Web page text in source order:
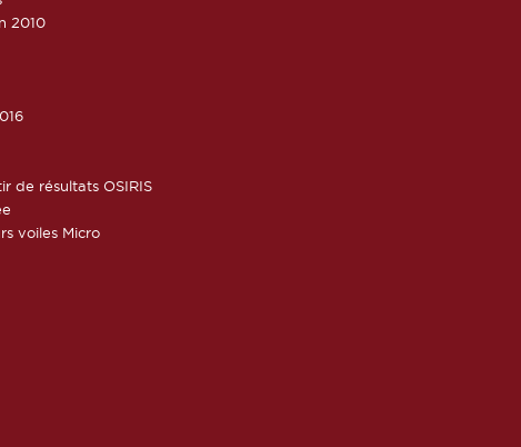
2010
de résultats OSIRIS
voiles Micro